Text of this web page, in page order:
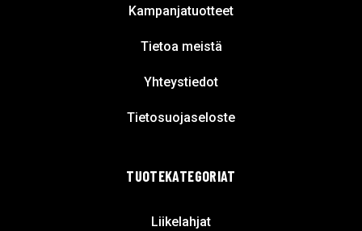
Kampanjatuotteet
Tietoa meistä
Yhteystiedot
Tietosuojaseloste
TUOTEKATEGORIAT
Liikelahjat